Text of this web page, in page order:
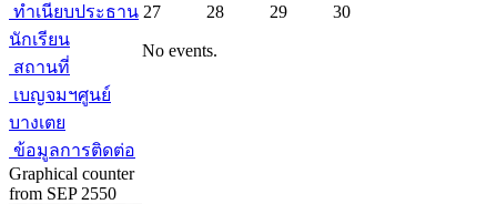
ทำเนียบประธาน
นักเรียน
สถานที่
เบญจมฯศูนย์
บางเตย
ข้อมูลการติดต่อ
Graphical counter
from SEP 2550
27
28 29 30
No events.